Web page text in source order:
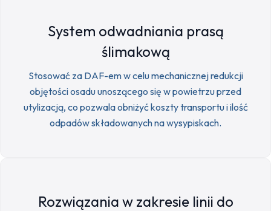
System odwadniania prasą
ślimakową
Stosować za DAF-em w celu mechanicznej redukcji
objętości osadu unoszącego się w powietrzu przed
utylizacją, co pozwala obniżyć koszty transportu i ilość
odpadów składowanych na wysypiskach.
Rozwiązania w zakresie linii do